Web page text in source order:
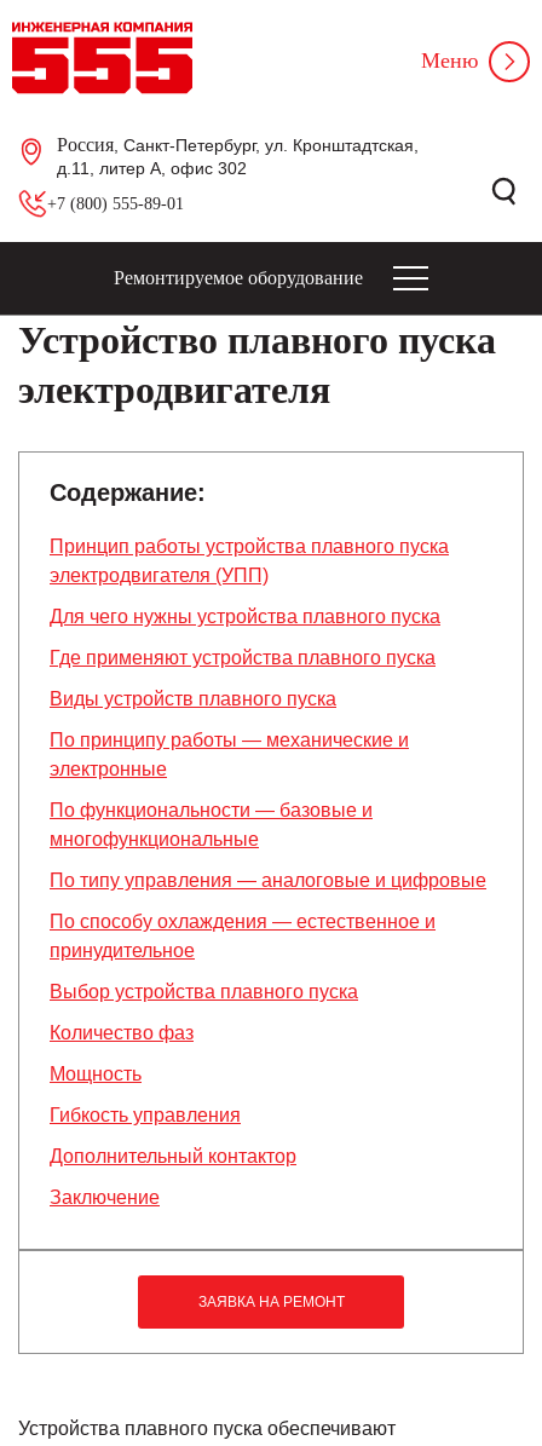
Россия , Санкт-Петербург, ул. Кронштадтская,
д.11, литер А, офис 302
+7 (800) 555-89-01
Меню
Ремонтируемое оборудование
Устройство плавного пуска
электродвигателя
Содержание:
Принцип работы устройства плавного пуска
электродвигателя (УПП)
Для чего нужны устройства плавного пуска
Где применяют устройства плавного пуска
Виды устройств плавного пуска
По принципу работы — механические и
электронные
По функциональности — базовые и
многофункциональные
По типу управления — аналоговые и цифровые
По способу охлаждения — естественное и
принудительное
Выбор устройства плавного пуска
Количество фаз
Мощность
Гибкость управления
Дополнительный контактор
Заключение
ЗАЯВКА НА РЕМОНТ
Устройства плавного пуска обеспечивают